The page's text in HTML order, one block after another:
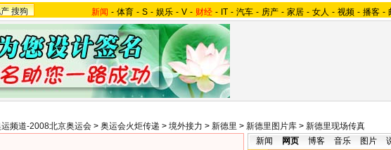
搜狗 新闻 - 体育 - S - 娱乐 - V - 财经 - IT - 汽车 - 房产 - 家居 - 女人 - 视频 - 播客 -
运频道-2008北京奥运会 > 奥运会火炬传递 > 境外接力 > 新德里 > 新德里图片库 > 新德里现场传真
新闻 网页 博客 音乐 图片